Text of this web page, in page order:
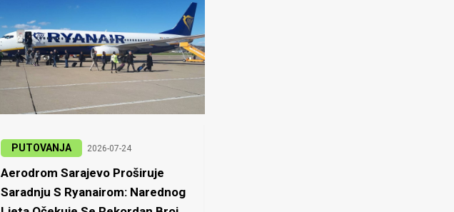
PUTOVANJA 2026-07-24
Aerodrom Sarajevo Proširuje
Saradnju S Ryanairom: Narednog